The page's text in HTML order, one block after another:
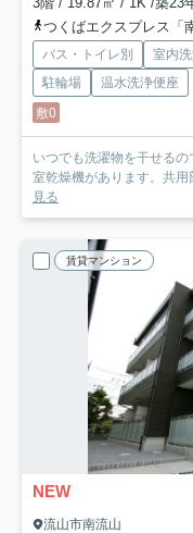
つくばエクスプレス「
バス・トイレ別 室内
駐輪場
温水洗浄便座
敷0
いつでも洗濯物を干せる
室乾燥機があります。共
見る
賃貸マンション
NEW
流山市南流山